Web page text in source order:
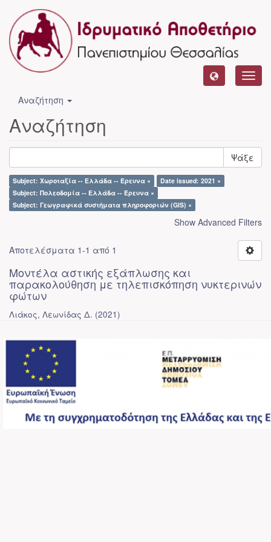
Αναζήτηση
Αναζήτηση
Ψάξε
Subject: Χωροταξία -- Ελλάδα -- Έρευνα ×
Date issued: 2021 ×
Subject: Πολεοδομία -- Ελλάδα -- Έρευνα ×
Subject: Γεωγραφικά συστήματα πληροφοριών (GIS) ×
Show Advanced Filters
Αποτελέσματα 1-1 από 1
Μοντέλα αστικής εξάπλωσης και
παρακολούθηση με τηλεπισκόπηση νυκτερινών
φώτων
Λιάκος, Λεωνίδας Δ. (2021)